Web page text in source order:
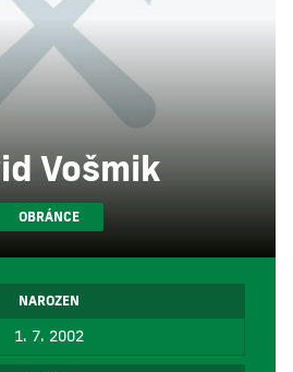
Vošmik
OBRÁNCE
NAROZEN
1. 7. 2002